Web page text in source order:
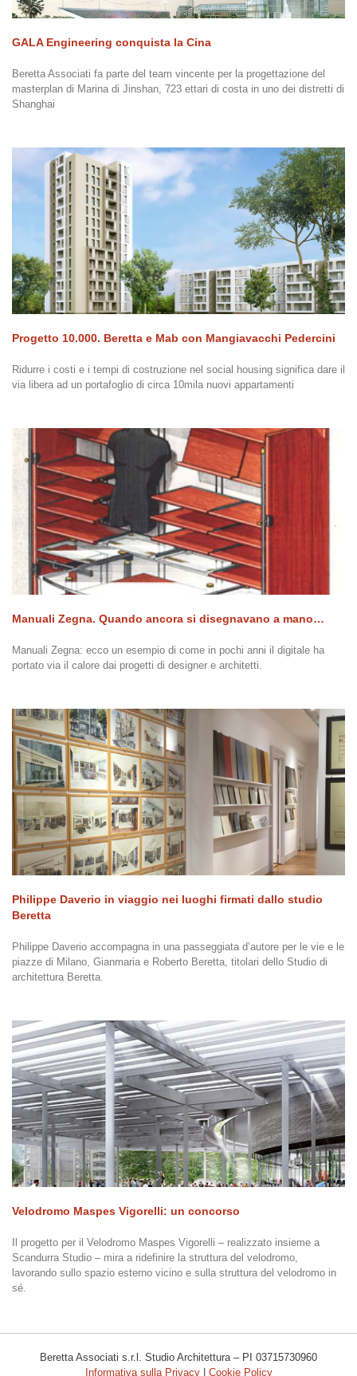
GALA Engineering conquista la Cina
Beretta Associati fa parte del team vincente per la progettazione del
masterplan di Marina di Jinshan, 723 ettari di costa in uno dei distretti di
Shanghai
Progetto 10.000. Beretta e Mab con Mangiavacchi Pedercini
Ridurre i costi e i tempi di costruzione nel social housing significa dare il
via libera ad un portafoglio di circa 10mila nuovi appartamenti
Manuali Zegna. Quando ancora si disegnavano a mano…
Manuali Zegna: ecco un esempio di come in pochi anni il digitale ha
portato via il calore dai progetti di designer e architetti.
Philippe Daverio in viaggio nei luoghi firmati dallo studio
Beretta
Philippe Daverio accompagna in una passeggiata d’autore per le vie e le
piazze di Milano, Gianmaria e Roberto Beretta, titolari dello Studio di
architettura Beretta.
Velodromo Maspes Vigorelli: un concorso
Il progetto per il Velodromo Maspes Vigorelli – realizzato insieme a
Scandurra Studio – mira a ridefinire la struttura del velodromo,
lavorando sullo spazio esterno vicino e sulla struttura del velodromo in
sé.
Beretta Associati s.r.l. Studio Architettura – PI 03715730960
Informativa sulla Privacy| Cookie Policy